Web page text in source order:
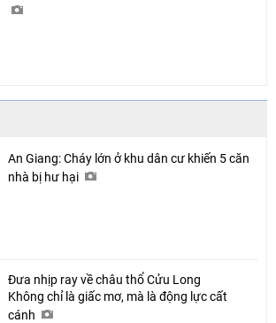
An Giang: Cháy lớn ở khu dân cư khiến 5 căn
nhà bị hư hại
Đưa nhịp ray về châu thổ Cửu Long
Không chỉ là giấc mơ, mà là động lực cất
cánh